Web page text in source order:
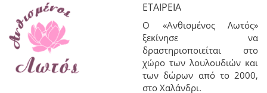
ΕΤΑΙΡΕΊΑ
Ο «Ανθισμένος Λωτός»
ξεκίνησε να
δραστηριοποιείται στο
χώρο των λουλουδιών και
των δώρων από το 2000,
στο Χαλάνδρι.